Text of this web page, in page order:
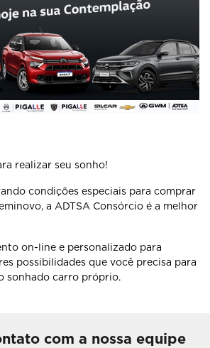
realizar seu sonho!
condições especiais para comprar
a ADTSA Consórcio é a melhor
on-line e personalizado para
possibilidades que você precisa para
sonhado carro próprio.
com a nossa equipe